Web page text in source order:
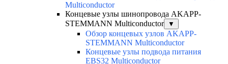
Multiconductor
Концевые узлы шинопровода AKAPP-
STEMMANN Multiconductor
▼
Обзор концевых узлов AKAPP-
STEMMANN Multiconductor
Концевые узлы подвода питания
EBS32 Multiconductor